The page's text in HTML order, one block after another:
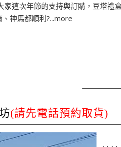
家這次年節的支持與訂購，豆塔禮
神馬都順利?...more
(請先電話預約取貨)